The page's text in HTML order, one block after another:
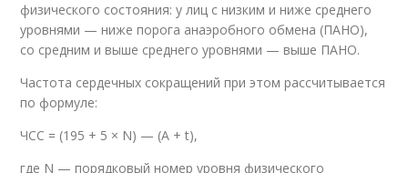
физического состояния: у лиц с низким и ниже среднего
уровнями — ниже порога анаэробного обмена (ПАНО),
со средним и выше среднего уровнями — выше ПАНО.
Частота сердечных сокращений при этом рассчитывается
по формуле:
ЧСС = (195 + 5 × N) — (A + t),
где N — порядковый номер уровня физического